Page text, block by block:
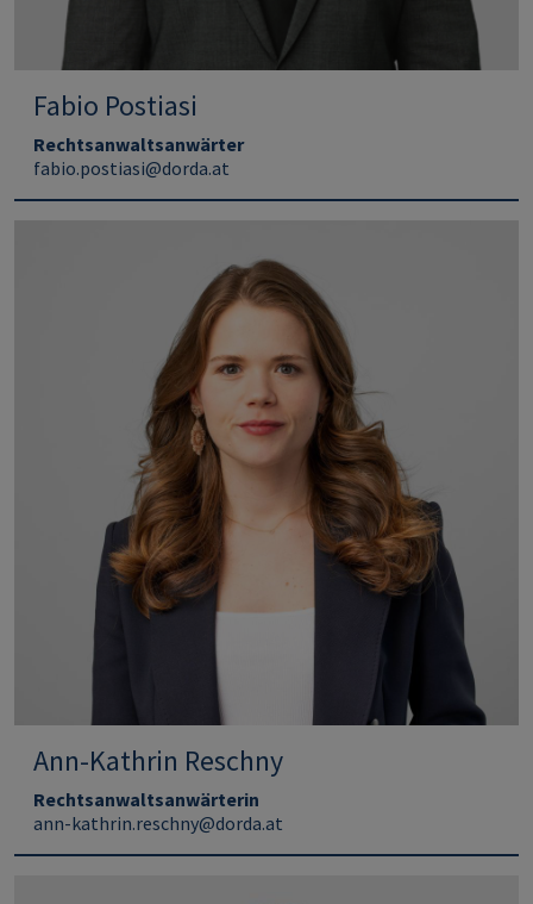
Fabio Postiasi
Rechtsanwaltsanwärter
fabio.postiasi@dorda.at
Ann-Kathrin Reschny
Rechtsanwaltsanwärterin
ann-kathrin.reschny@dorda.at